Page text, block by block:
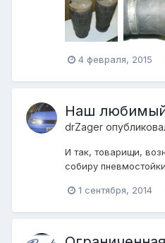
4 февраля, 2015
Наш
drZager
И так, товарищи,
собиру
1 сентября, 2014